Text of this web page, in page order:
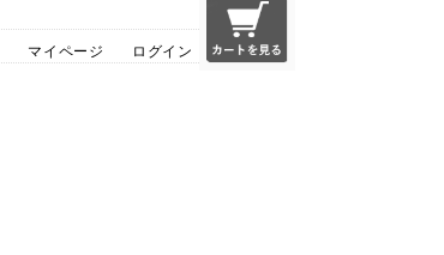
マイページ ログイン